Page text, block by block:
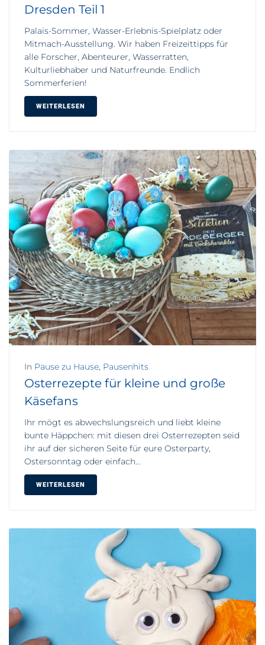
Dresden Teil 1
Palais-Sommer, Wasser-Erlebnis-Spielplatz oder
Mitmach-Ausstellung. Wir haben Freizeittipps für
alle Forscher, Abenteurer, Wasserratten,
Kulturliebhaber und Naturfreunde. Endlich
Sommerferien!
WEITERLESEN
In Pause zu Hause, Pausenhits
Osterrezepte für kleine und große
Käsefans
Ihr mögt es abwechslungsreich und liebt kleine
bunte Häppchen: mit diesen drei Osterrezepten seid
ihr auf der sicheren Seite für eure Osterparty,
Ostersonntag oder einfach...
WEITERLESEN